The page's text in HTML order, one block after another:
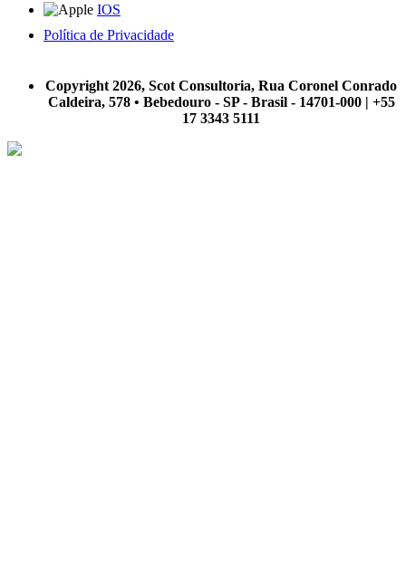
IOS
Política de Privacidade
Copyright 2026, Scot Consultoria, Rua Coronel Conrado
Caldeira, 578 • Bebedouro - SP - Brasil - 14701-000 | +55
17 3343 5111